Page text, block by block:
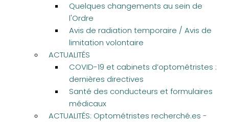
Quelques changements au sein de
l'Ordre
Avis de radiation temporaire / Avis de
limitation volontaire
ACTUALITÉS
COVID-19 et cabinets d’optométristes :
dernières directives
Santé des conducteurs et formulaires
médicaux
ACTUALITÉS: Optométristes recherché.es -